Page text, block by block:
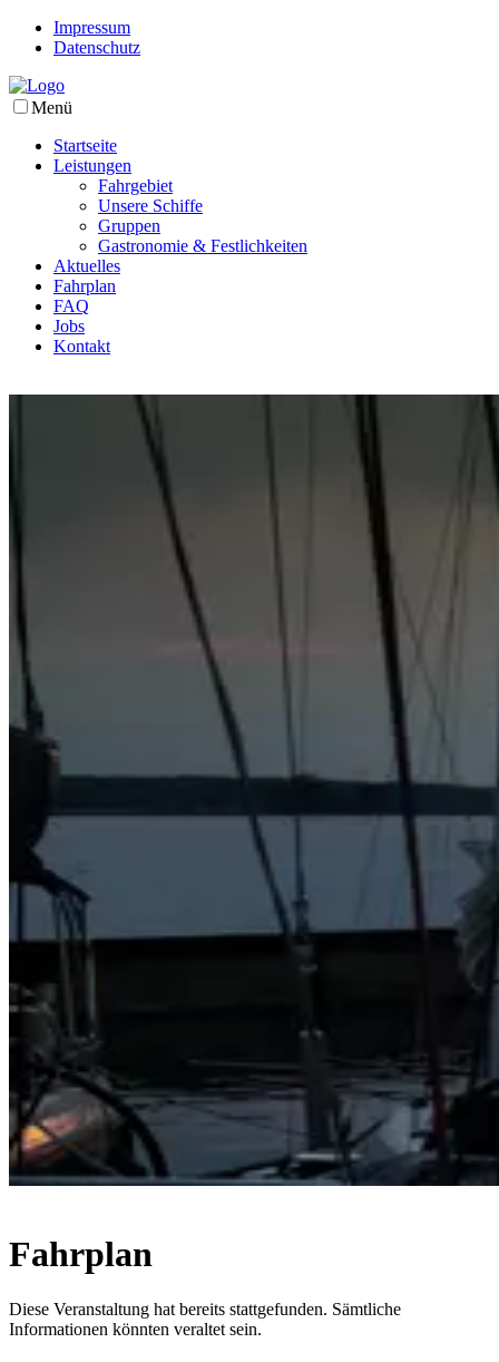
Impressum
Datenschutz
Menü
Startseite
Leistungen
Fahrgebiet
Unsere Schiffe
Gruppen
Gastronomie & Festlichkeiten
Aktuelles
Fahrplan
FAQ
Jobs
Kontakt
Fahrplan
Diese Veranstaltung hat bereits stattgefunden. Sämtliche
Informationen könnten veraltet sein.